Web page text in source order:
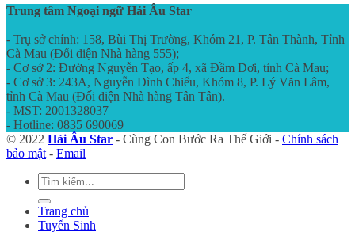
Trung tâm Ngoại ngữ Hải Âu Star
- Trụ sở chính: 158, Bùi Thị Trường, Khóm 21, P. Tân Thành, Tỉnh
Cà Mau (Đối diện Nhà hàng 555);
- Cơ sở 2: Đường Nguyễn Tạo, ấp 4, xã Đầm Dơi, tỉnh Cà Mau;
- Cơ sở 3: 243A, Nguyễn Đình Chiểu, Khóm 8, P. Lý Văn Lâm,
tỉnh Cà Mau (Đối diện Nhà hàng Tân Tân).
- MST: 2001328037
- Hotline: 0835 690069
© 2022 Hải Âu Star - Cùng Con Bước Ra Thế Giới - Chính sách
bảo mật - Email
Trang chủ
Tuyển Sinh